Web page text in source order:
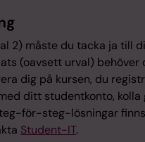
2) måste du tacka ja till
(oavsett urval) behöver
dig på kursen, du
ditt studentkonto, kolla
för-steg-lösningar
Student-IT.